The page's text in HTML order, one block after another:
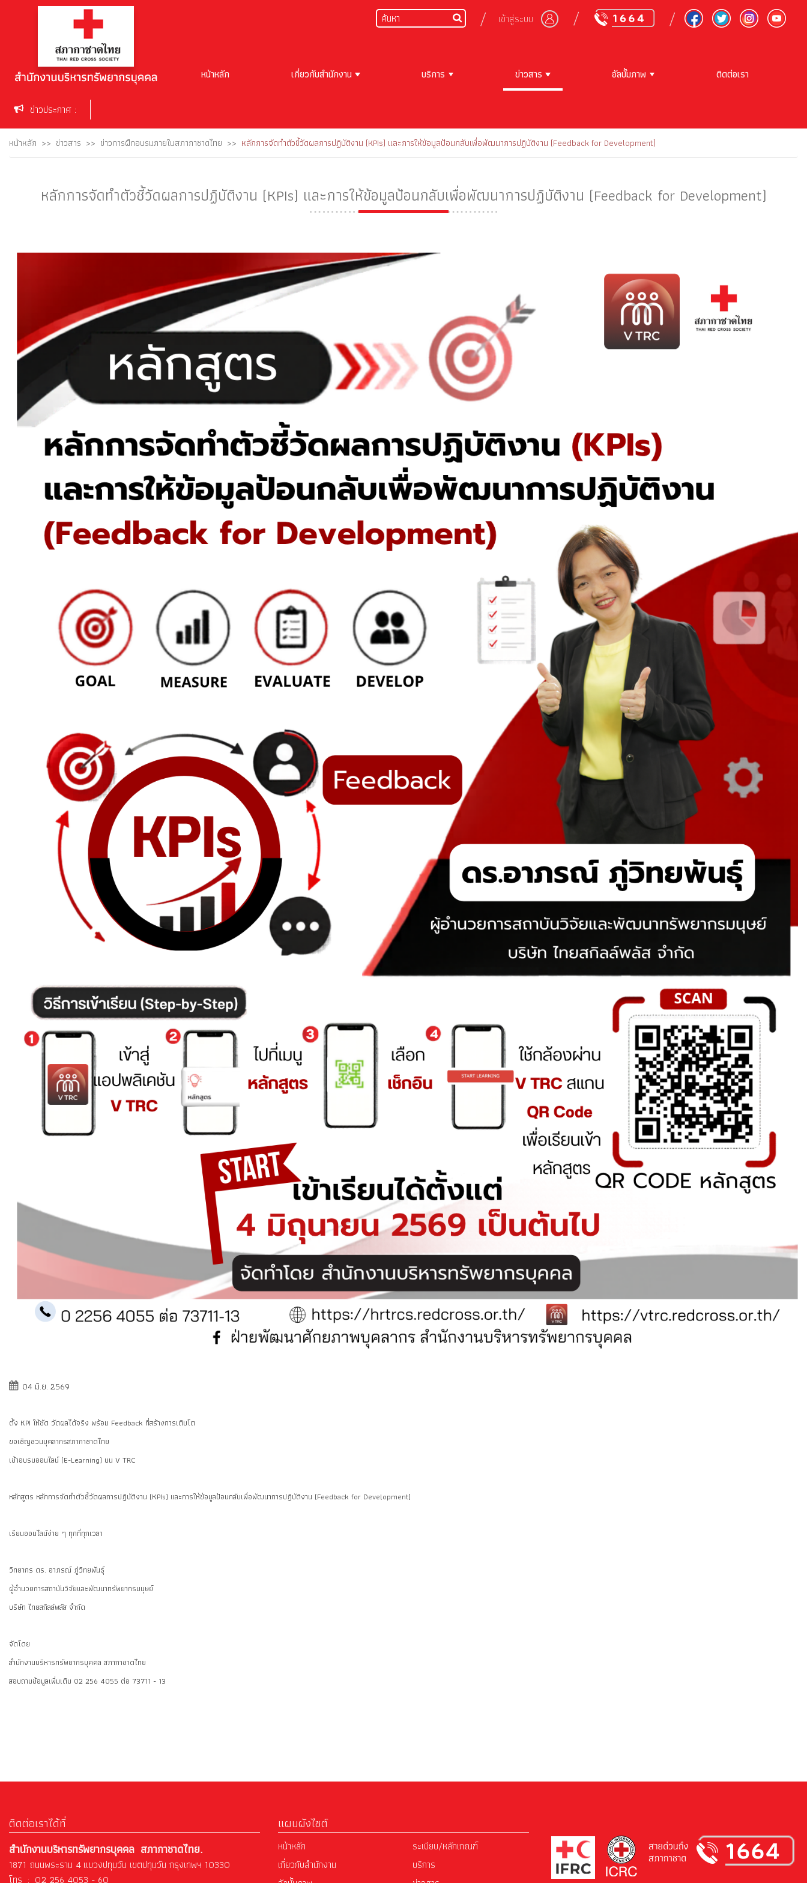
เข้าสู่ระบบ
หน้าหลัก เกี่ยวกับสำนักงาน บริการ ข่าวสาร อัลบั้มภาพ ติดต่อเรา
ข่าวประกาศ :
หน้าหลัก ข่าวสาร ข่าวการฝึกอบรมภายในสภากาชาดไทย หลักการจัดทำตัวชี้วัดผลการปฏิบัติงาน (KPIs) และการให้ข้อมูลป้อนกลับเพื่อพัฒนาการปฏิบัติงาน (Feedback for Development)
หลักการจัดทำตัวชี้วัดผลการปฏิบัติงาน (KPIs) และการให้ข้อมูลป้อนกลับเพื่อพัฒนาการปฏิบัติงาน (Feedback for Development)
04 มิ.ย. 2569
ตั้ง KPI ให้ชัด วัดผลได้จริง พร้อม Feedback ที่สร้างการเติบโต
ขอเชิญชวนบุคลากรสภากาชาดไทย
เข้าอบรมออนไลน์ (E-Learning) บน V TRC
หลักสูตร หลักการจัดทำตัวชี้วัดผลการปฏิบัติงาน (KPIs) และการให้ข้อมูลป้อนกลับเพื่อพัฒนาการปฏิบัติงาน (Feedback for Development)
เรียนออนไลน์ง่าย ๆ ทุกที่ทุกเวลา
วิทยากร ดร. อาภรณ์ ภู่วิทยพันธุ์
ผู้อำนวยการสถาบันวิจัยและพัฒนาทรัพยากรมนุษย์
บริษัท ไทยสกิลล์พลัส จำกัด
จัดโดย
สำนักงานบริหารทรัพยากรบุคคล สภากาชาดไทย
สอบถามข้อมูลเพิ่มเติม 02 256 4055 ต่อ 73711 - 13
ติดต่อเราได้ที่
สำนักงานบริหารทรัพยากรบุคคล สภากาชาดไทย.
1871 ถนนพระราม 4 แขวงปทุมวัน เขตปทุมวัน กรุงเทพฯ 10330
โทร : 02 256 4053 - 60
แผนผังไซต์
หน้าหลัก
เกี่ยวกับสำนักงาน
ระเบียบ/หลักเกณฑ์
บริการ